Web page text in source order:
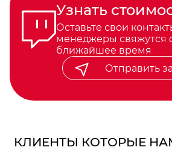
Узнать
Оставьте свои
менеджеры свяжутся
ближайшее время
Отправить
КЛИЕНТЫ КОТОРЫЕ